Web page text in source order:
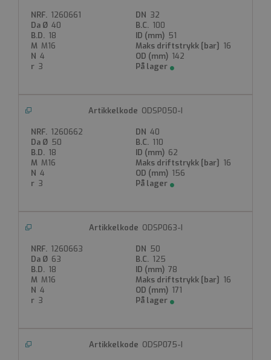
1260661
32
40
100
18
51
M16
16
4
142
3
ODSP050-I
1260662
40
50
110
18
62
M16
16
4
156
3
ODSP063-I
1260663
50
63
125
18
78
M16
16
4
171
3
ODSP075-I